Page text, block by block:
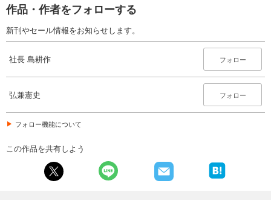
作品・作者をフォローする
新刊やセール情報をお知らせします。
社長 島耕作 フォロー
弘兼憲史 フォロー
フォロー機能について
この作品を共有しよう